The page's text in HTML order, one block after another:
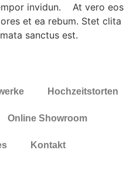
invidun. At vero eos
et ea rebum. Stet clita
sanctus est.
Hochzeitstorten
Online Showroom
Kontakt